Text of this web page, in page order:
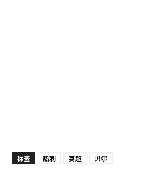
标签 热刺 英超 贝尔